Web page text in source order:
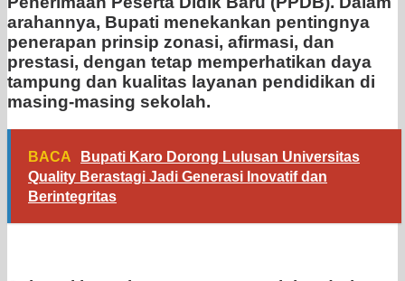
arahannya, Bupati menekankan pentingnya
penerapan prinsip zonasi, afirmasi, dan
prestasi, dengan tetap memperhatikan daya
tampung dan kualitas layanan pendidikan di
masing-masing sekolah.
BACA
Bupati Karo Dorong Lulusan Universitas
Quality Berastagi Jadi Generasi Inovatif dan
Berintegritas